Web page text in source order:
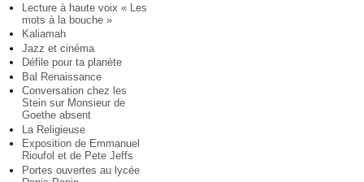
Lecture à haute voix « Les
mots à la bouche »
Kaliamah
Jazz et cinéma
Défile pour ta planète
Bal Renaissance
Conversation chez les
Stein sur Monsieur de
Goethe absent
La Religieuse
Exposition de Emmanuel
Rioufol et de Pete Jeffs
Portes ouvertes au lycée